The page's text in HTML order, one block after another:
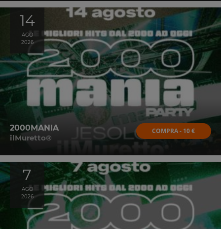
14
AGO
2026
2000MANIA
ilMuretto®
COMPRA - 10 €
7
AGO
2026